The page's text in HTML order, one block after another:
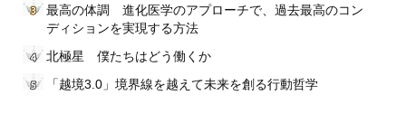
最高の体調 進化医学のアプローチで、過去最高のコン
ディションを実現する方法
北極星 僕たちはどう働くか
「越境3.0」境界線を越えて未来を創る行動哲学